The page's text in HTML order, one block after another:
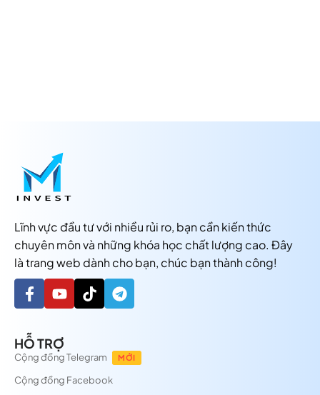
Lĩnh vực đầu tư với nhiều rủi ro, bạn cần kiến thức
chuyên môn và những khóa học chất lượng cao. Đây
là trang web dành cho bạn, chúc bạn thành công!
HỖ TRỢ
Cộng đồng Telegram MỚI
Cộng đồng Facebook